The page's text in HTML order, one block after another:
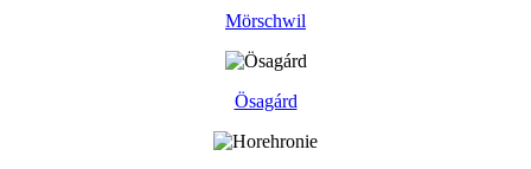
Mörschwil
Ösagárd